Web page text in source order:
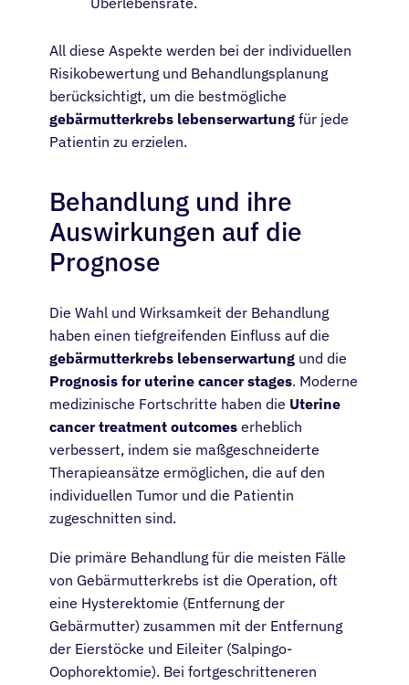
Patienten
Ärzte
Lösungen
Ressourcen
Über
Anmelden
Deutsch
All diese Aspekte werden bei der individuellen
Risikobewertung und Behandlungsplanung
berücksichtigt, um die bestmögliche
gebärmutterkrebs lebenserwartung für jede
Patientin zu erzielen.
Behandlung und ihre
Auswirkungen auf die
Prognose
Die Wahl und Wirksamkeit der Behandlung
haben einen tiefgreifenden Einfluss auf die
gebärmutterkrebs lebenserwartung und die
Prognosis for uterine cancer stages. Moderne
medizinische Fortschritte haben die Uterine
cancer treatment outcomes erheblich
verbessert, indem sie maßgeschneiderte
Therapieansätze ermöglichen, die auf den
individuellen Tumor und die Patientin
zugeschnitten sind.
Die primäre Behandlung für die meisten Fälle
von Gebärmutterkrebs ist die Operation, oft
eine Hysterektomie (Entfernung der
Gebärmutter) zusammen mit der Entfernung
der Eierstöcke und Eileiter (Salpingo-
Oophorektomie). Bei fortgeschritteneren